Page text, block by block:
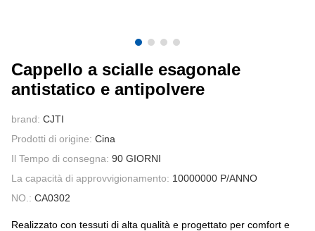
Cappello a scialle esagonale
antistatico e antipolvere
brand: CJTI
Prodotti di origine: Cina
Il Tempo di consegna: 90 GIORNI
La capacità di approvvigionamento: 10000000 P/ANNO
NO.: CA0302
Realizzato con tessuti di alta qualità e progettato per comfort e